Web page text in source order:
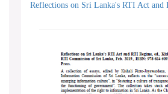
Reflections on Sri Lanka's RTI Act and